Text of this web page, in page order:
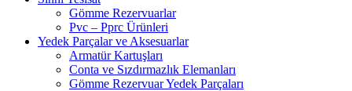
Gömme Rezervuarlar
Pvc – Pprc Ürünleri
Yedek Parçalar ve Aksesuarlar
Armatür Kartuşları
Conta ve Sızdırmazlık Elemanları
Gömme Rezervuar Yedek Parçaları